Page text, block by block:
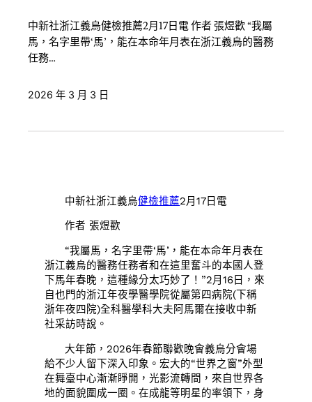
中新社浙江義烏健檢推薦2月17日電 作者 張煜歡 “我屬
馬，名字里帶‘馬’，能在本命年月表在浙江義烏的醫務
任務…
2026 年 3 月 3 日
中新社浙江義烏健檢推薦2月17日電
作者 張煜歡
“我屬馬，名字里帶‘馬’，能在本命年月表在
浙江義烏的醫務任務者和在這里奮斗的本國人登
下馬年春晚，這種緣分太巧妙了！”2月16日，來
自也門的浙江年夜學醫學院從屬第四病院(下稱
浙年夜四院)全科醫學科大夫阿馬爾在接收中新
社采訪時說。
大年節，2026年春節聯歡晚會義烏分會場
給不少人留下深入印象。宏大的“世界之窗”外型
在舞臺中心漸漸睜開，光影流轉間，來自世界各
地的面貌圍成一圈。在成龍等明星的率領下，身